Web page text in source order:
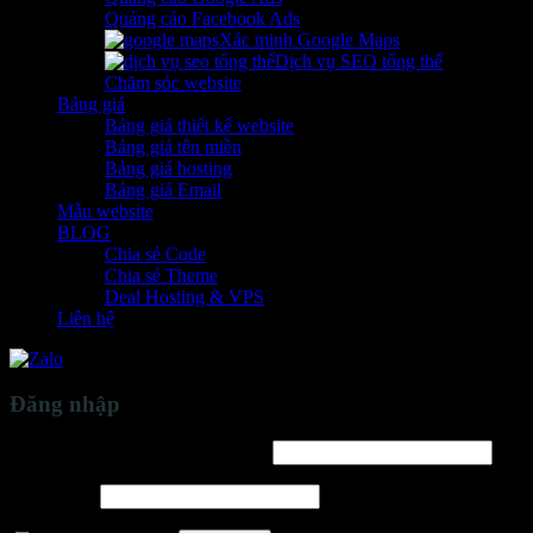
Quảng cáo Facebook Ads
Xác minh Google Maps
Dịch vụ SEO tổng thể
Chăm sóc website
Bảng giá
Bảng giá thiết kế website
Bảng giá tên miền
Bảng giá hosting
Bảng giá Email
Mẫu website
BLOG
Chia sẻ Code
Chia sẻ Theme
Deal Hosting & VPS
Liên hệ
Đăng nhập
buộc
buộc